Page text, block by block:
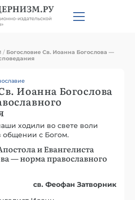
/ Богословие Св. Иоанна Богослова —
Иоанна Богослова
ходили во свете воли
с Богом.
и Евангелиста
— норма православного
св. Феофан Затворник